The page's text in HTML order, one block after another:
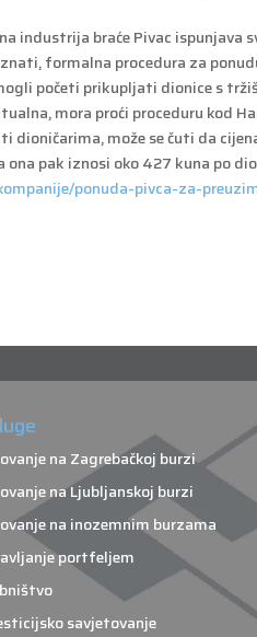
industrija braće Pivac ispunjava
formalna procedura za
početi prikupljati dionice s
mora proći proceduru kod
dioničarima, može se čuti da
pak iznosi oko 427 kuna po
ponuda-pivca-za-
na Zagrebačkoj burzi
na Ljubljanskoj burzi
na inozemnim burzama
portfeljem
savjetovanje